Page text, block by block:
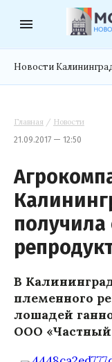
menu
Новости
Главная / Новости
21.09.2017 — 12:50
получила
В
племенного
лошадей
ООО «Частный